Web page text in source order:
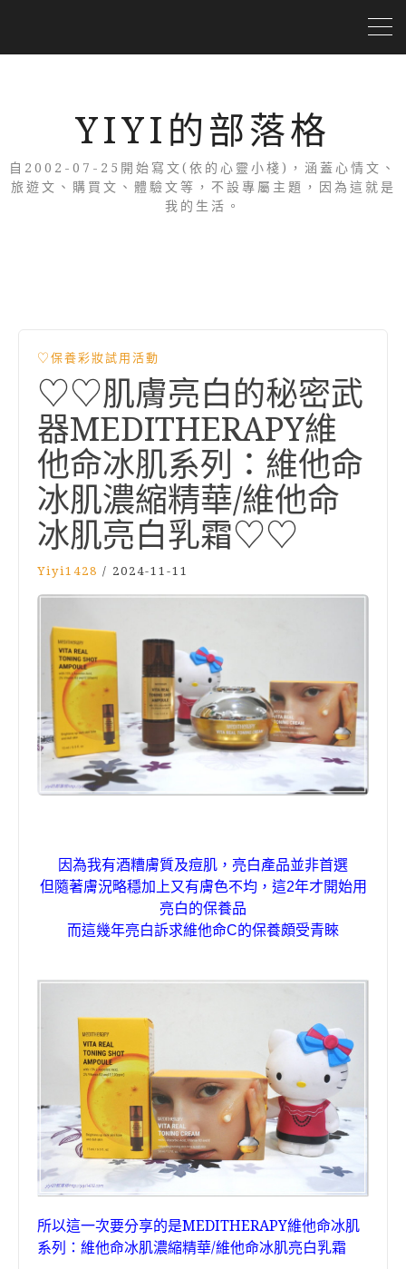
YIYI的部落格
自2002-07-25開始寫文(依的心靈小棧)，涵蓋心情文、
旅遊文、購買文、體驗文等，不設專屬主題，因為這就是
我的生活。
♡保養彩妝試用活動
♡♡肌膚亮白的秘密武
器MEDITHERAPY維
他命冰肌系列：維他命
冰肌濃縮精華/維他命
冰肌亮白乳霜♡♡
Yiyi1428 / 2024-11-11
因為我有酒糟膚質及痘肌，亮白產品並非首選
但隨著膚況略穩加上又有膚色不均，這2年才開始用
亮白的保養品
而這幾年亮白訴求維他命C的保養頗受青睞
所以這一次要分享的是MEDITHERAPY維他命冰肌
系列：維他命冰肌濃縮精華/維他命冰肌亮白乳霜